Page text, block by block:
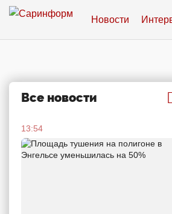
Новости
Все новости
13:54